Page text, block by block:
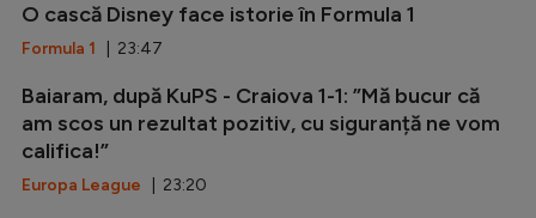
O cască Disney face istorie în Formula 1
Formula 1 | 23:47
Baiaram, după KuPS - Craiova 1-1: ”Mă bucur că
am scos un rezultat pozitiv, cu siguranță ne vom
califica!”
Europa League | 23:20